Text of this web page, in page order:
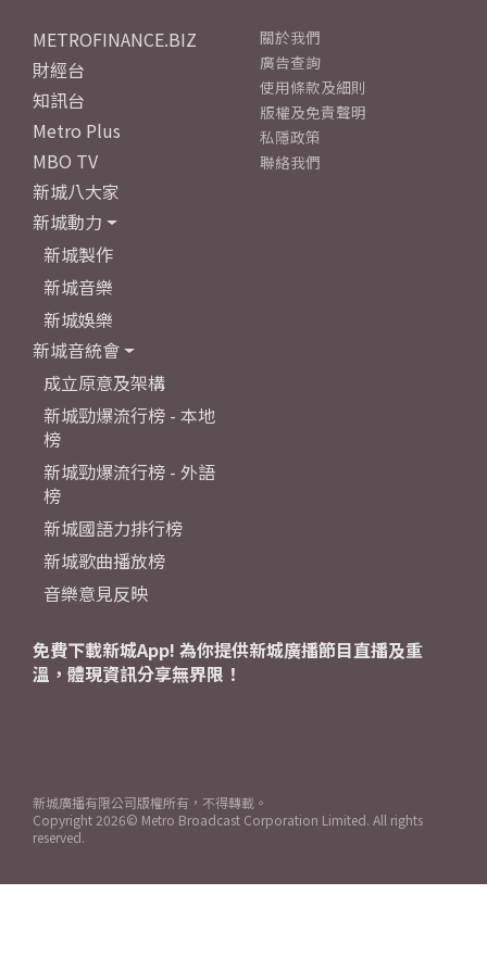
METROFINANCE.BIZ
財經台
知訊台
Metro Plus
MBO TV
新城八大家
新城動力
新城製作
新城音樂
新城娛樂
新城音統會
成立原意及架構
新城勁爆流行榜 - 本地
榜
新城勁爆流行榜 - 外語
榜
新城國語力排行榜
新城歌曲播放榜
音樂意見反映
關於我們
廣告查詢
使用條款及細則
版權及免責聲明
私隱政策
聯絡我們
免費下載新城App! 為你提供新城廣播節目直播及重
溫，體現資訊分享無界限！
新城廣播有限公司版權所有，不得轉載。
Copyright 2026© Metro Broadcast Corporation Limited. All rights
reserved.